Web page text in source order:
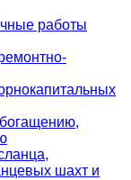
работы
шахт и